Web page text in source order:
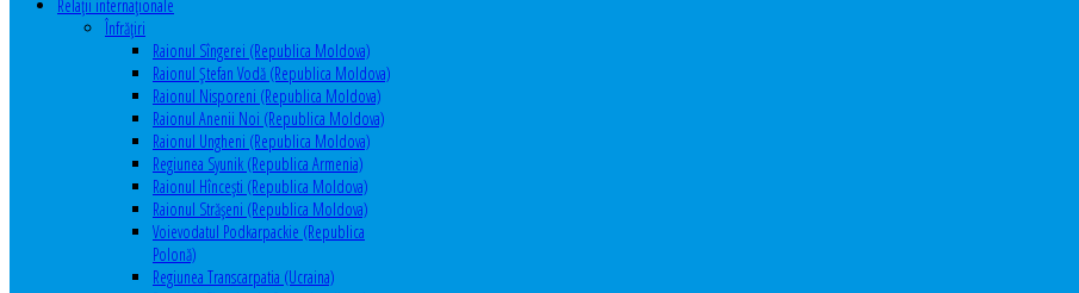
Relaţii internaţionale
Înfrăţiri
Raionul Sîngerei (Republica Moldova)
Raionul Ștefan Vodă (Republica Moldova)
Raionul Nisporeni (Republica Moldova)
Raionul Anenii Noi (Republica Moldova)
Raionul Ungheni (Republica Moldova)
Regiunea Syunik (Republica Armenia)
Raionul Hîncești (Republica Moldova)
Raionul Străşeni (Republica Moldova)
Voievodatul Podkarpackie (Republica
Polonă)
Regiunea Transcarpatia (Ucraina)